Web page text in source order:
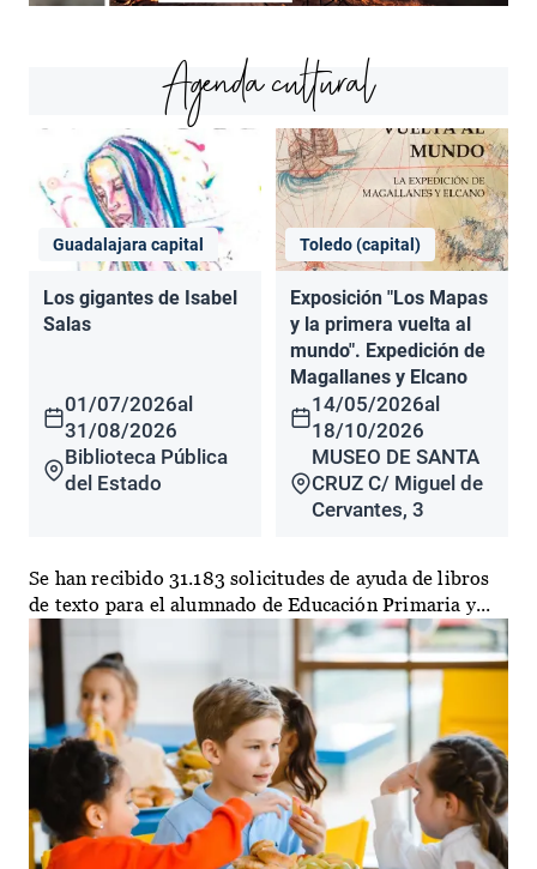
Agenda cultural
Guadalajara capital
Los gigantes de Isabel
Salas
01/07/2026al
31/08/2026
Biblioteca Pública
del Estado
Toledo (capital)
Exposición "Los Mapas
y la primera vuelta al
mundo". Expedición de
Magallanes y Elcano
14/05/2026al
18/10/2026
MUSEO DE SANTA
CRUZ C/ Miguel de
Cervantes, 3
Se han recibido 31.183 solicitudes de ayuda de libros
de texto para el alumnado de Educación Primaria y...